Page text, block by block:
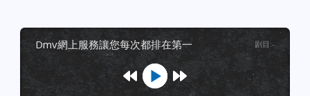
dmv網上服務讓您每次都排在第一 剧目 :-